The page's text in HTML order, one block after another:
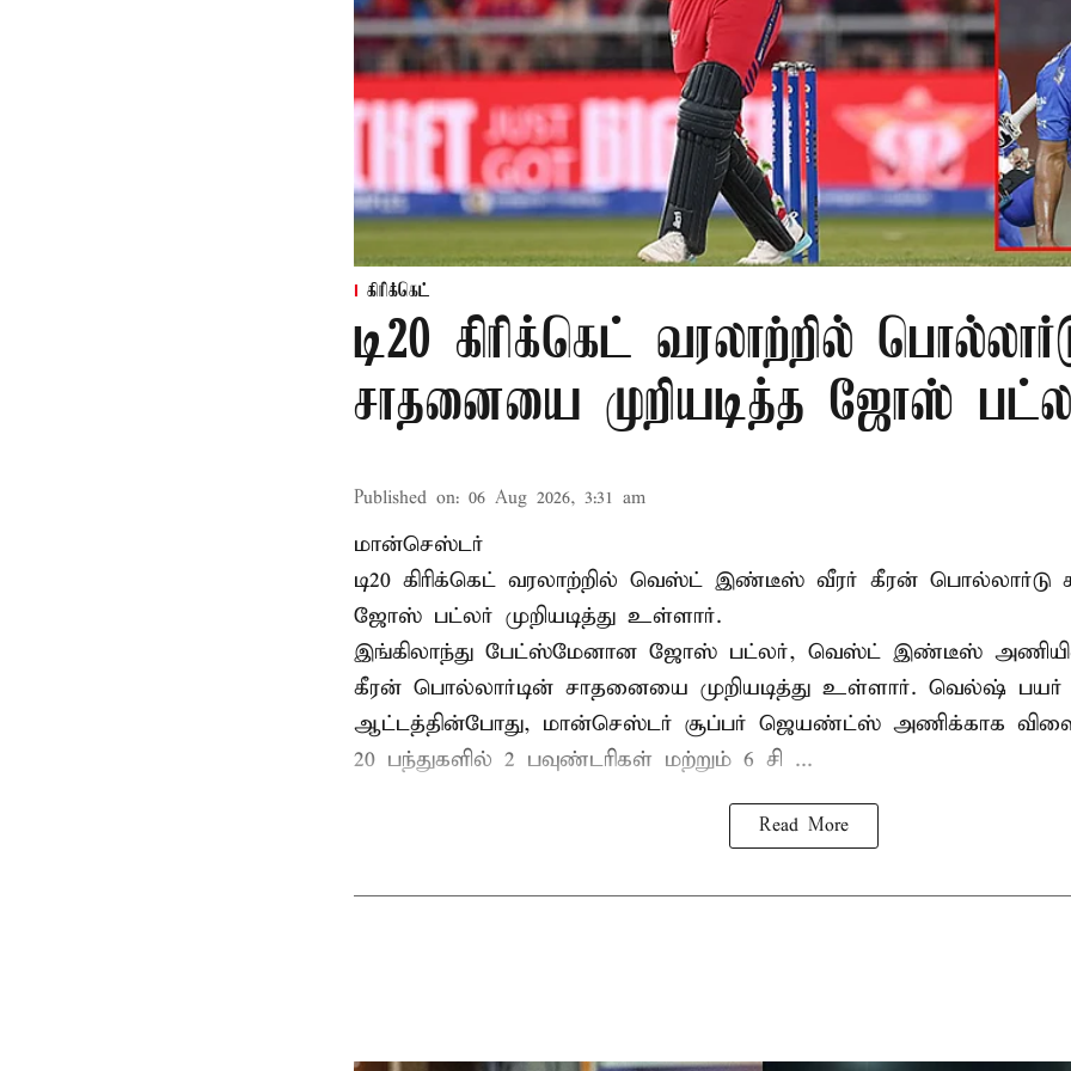
கிரிக்கெட்
டி20 கிரிக்கெட் வரலாற்றில்
சாதனையை முறியடித்த ஜோஸ்
Published on: 06 Aug 2026, 3:31 am
மான்செஸ்டர்
டி20 கிரிக்கெட் வரலாற்றில் வெஸ்ட் இண்டீஸ் வீரர் கீரன்
ஜோஸ் பட்லர் முறியடித்து உள்ளார்.
இங்கிலாந்து பேட்ஸ்மேனான ஜோஸ் பட்லர், வெஸ்ட் இண்டீஸ் அணியின்
கீரன் பொல்லார்டின் சாதனையை முறியடித்து உள்ளார். வெல்ஷ் பயர்
ஆட்டத்தின்போது, மான்செஸ்டர் சூப்பர் ஜெயண்ட்ஸ் அணிக்காக
20 பந்துகளில் 2 பவுண்டரிகள் மற்றும் 6 சி ...
Read More